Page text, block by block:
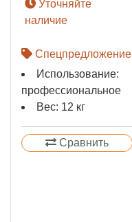
Уточняйте
наличие
Спецпредложение
Использование:
профессиональное
Вес: 12 кг
Сравнить